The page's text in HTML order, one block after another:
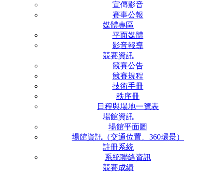
宣傳影音
賽事公報
媒體專區
平面媒體
影音報導
競賽資訊
競賽公告
競賽規程
技術手冊
秩序冊
日程與場地一覽表
場館資訊
場館平面圖
場館資訊（交通位置、360環景）
註冊系統
系統聯絡資訊
競賽成績